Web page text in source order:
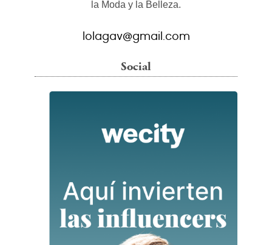
la Moda y la Belleza.
lolagav@gmail.com
Social